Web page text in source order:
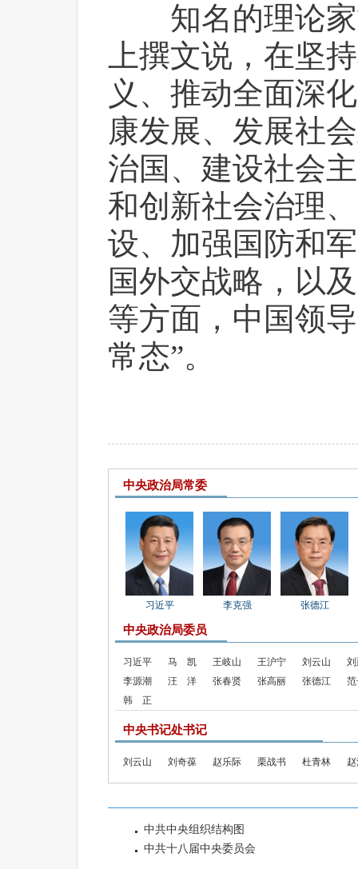
知名的理论家
上撰文说，在坚
义、推动全面深
康发展、发展社
治国、建设社会
和创新社会治理
设、加强国防和
国外交战略，以
等方面，中国领
常态”。
中央政治局常委
习近平 李克强 张德江
中央政治局委员
习近平 马 凯 王岐山 王沪宁 刘云山
李源潮
汪 洋 张春贤 张高丽 张德江
韩 正
中央书记处书记
刘云山 刘奇葆 赵乐际 栗战书 杜青林
中共中央组织结构图
中共十八届中央委员会